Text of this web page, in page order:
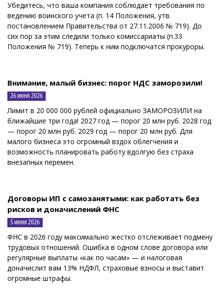
️Убедитесь, что ваша компания соблюдает требования по
ведению воинского учета (п. 14 Положения, утв.
постановлением Правительства от 27.11.2006 № 719). До
сих пор за этим следили только комиссариаты (п.33
Положения № 719). Теперь к ним подключатся прокуроры.
Внимание, малый бизнес: порог НДС заморозили!
26 июня 2026
Лимит в 20 000 000 рублей официально ЗАМОРОЗИЛИ на
ближайшие три года! 2027 год — порог 20 млн руб. 2028 год
— порог 20 млн руб. 2029 год — порог 20 млн руб. Для
малого бизнеса это огромный вздох облегчения и
возможность планировать работу вдолгую без страха
внезапных перемен.
Договоры ИП с самозанятыми: как работать без
рисков и доначислений ФНС
5 июня 2026
ФНС в 2026 году максимально жестко отслеживает подмену
трудовых отношений. Ошибка в одном слове договора или
регулярные выплаты «как по часам» — и налоговая
доначислит вам 13% НДФЛ, страховые взносы и выставит
огромные штрафы.